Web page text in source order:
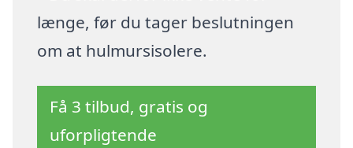
længe, før du tager beslutningen
om at hulmursisolere.
Få 3 tilbud, gratis og
uforpligtende